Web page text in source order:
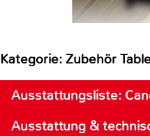
Kategorie: Zubehör
Ausstattungsliste:
Ausstattung &